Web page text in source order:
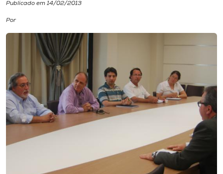
Biblioteca
Editora
Rádio
Museu
Publicado em 14/02/2013
Por